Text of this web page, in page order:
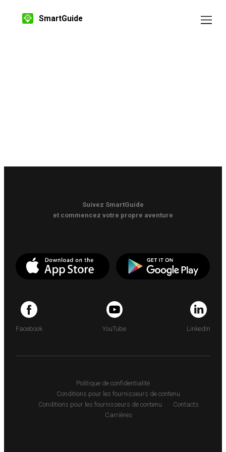
SmartGuide
Suivez SmartGuide
et commencez votre propre aventure
Facebook YouTube LinkedIn
Politique de confidentialité
Conditions pour les fournisseurs de contenu
Conditions pour les fournisseurs de contenu
Contacts
Carrières